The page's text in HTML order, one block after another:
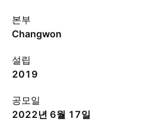
본부
Changwon
설립
2019
공모일
2022년 6월 17일